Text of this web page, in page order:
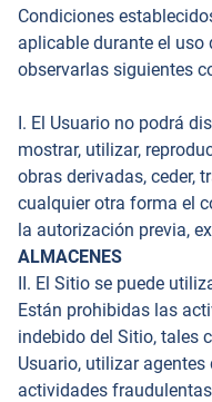
Condiciones
aplicable durante el uso
observarlas siguientes
I. El Usuario no podrá
mostrar, utilizar,
obras derivadas, ceder,
cualquier otra forma el
la autorización previa,
ALMACENES
II. El Sitio se puede
Están prohibidas las
indebido del Sitio, tales
Usuario, utilizar
actividades